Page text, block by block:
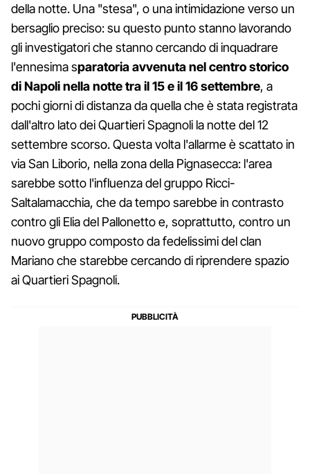
della notte. Una "stesa", o una intimidazione verso un
bersaglio preciso: su questo punto stanno lavorando
gli investigatori che stanno cercando di inquadrare
l'ennesima sparatoria avvenuta nel centro storico
di Napoli nella notte tra il 15 e il 16 settembre, a
pochi giorni di distanza da quella che è stata registrata
dall'altro lato dei Quartieri Spagnoli la notte del 12
settembre scorso. Questa volta l'allarme è scattato in
via San Liborio, nella zona della Pignasecca: l'area
sarebbe sotto l'influenza del gruppo Ricci-
Saltalamacchia, che da tempo sarebbe in contrasto
contro gli Elia del Pallonetto e, soprattutto, contro un
nuovo gruppo composto da fedelissimi del clan
Mariano che starebbe cercando di riprendere spazio
ai Quartieri Spagnoli.